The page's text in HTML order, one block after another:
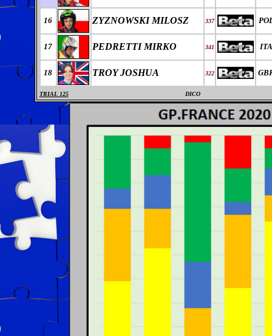
16 ZYZNOWSKI MILOSZ 337
17 PEDRETTI MIRKO 341 ITA
18 TROY JOSHUA 322
TRIAL 125 DICO